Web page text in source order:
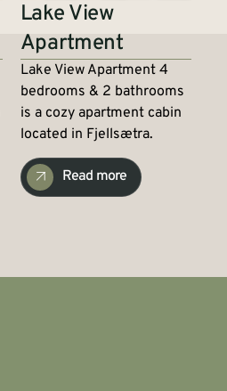
Lake View
Apartment
Lake View Apartment 4
bedrooms & 2 bathrooms
is a cozy apartment cabin
located in Fjellsætra.
Read more